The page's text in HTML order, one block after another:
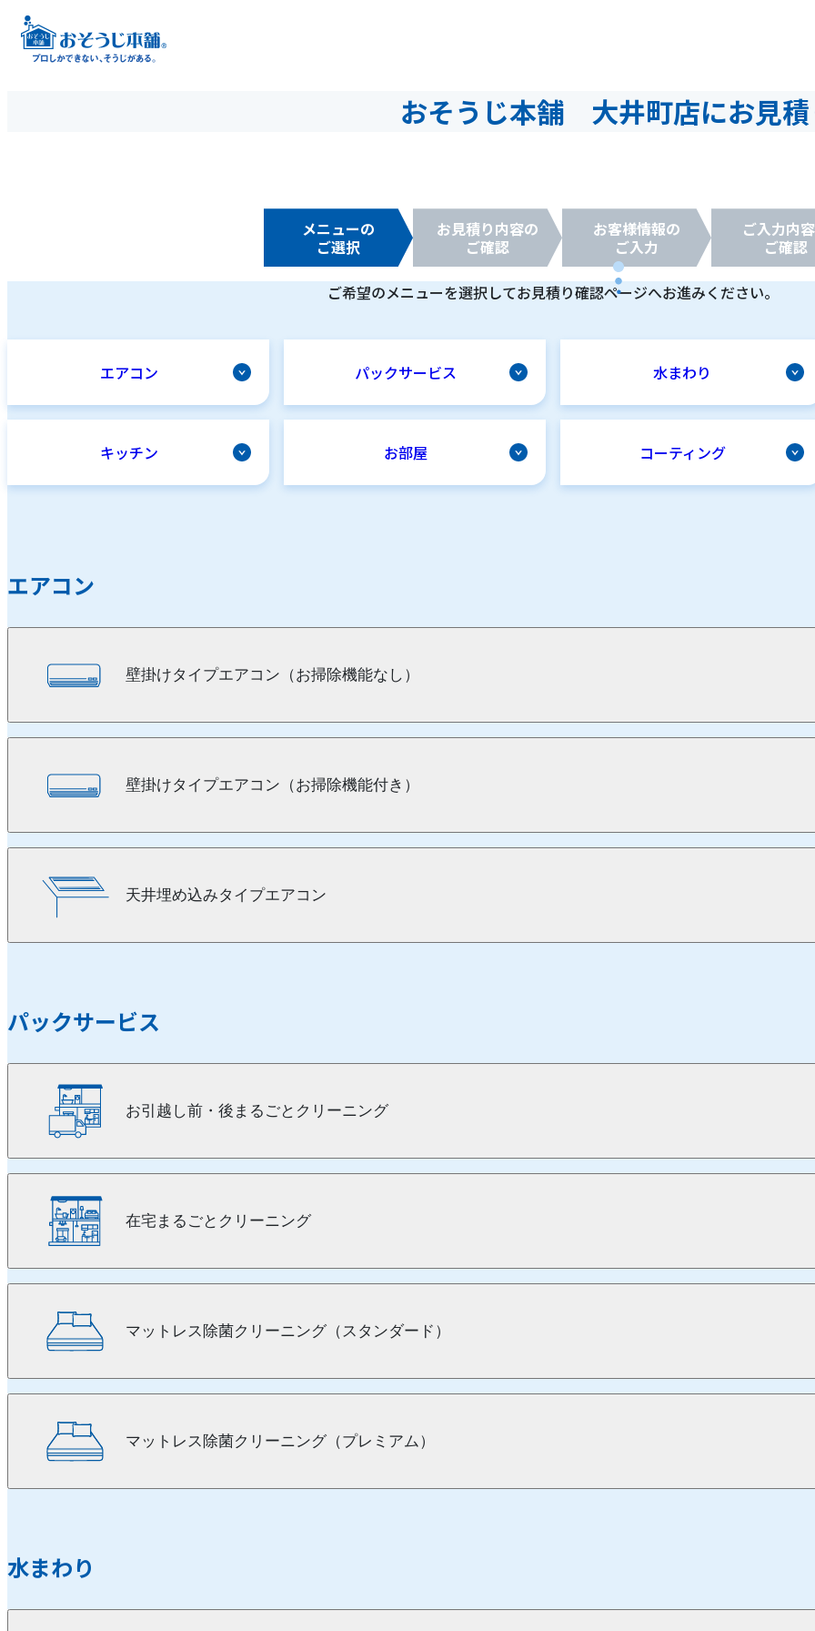
おそうじ本舗 大井町店にお見
メニューの
ご選択
お見積り内容の
ご確認
お客様情報の
ご入力
ご入力内
ご確認
ご希望のメニューを選択してお見積り確認ページへお進みください。
エアコン パックサービス 水まわり
キッチン お部屋 コーティング
エアコン
壁掛けタイプエアコン（お掃除機能なし）
壁掛けタイプエアコン（お掃除機能付き）
天井埋め込みタイプエアコン
パックサービス
お引越し前・後まるごとクリーニング
在宅まるごとクリーニング
マットレス除菌クリーニング（スタンダード）
マットレス除菌クリーニング（プレミアム）
水まわり